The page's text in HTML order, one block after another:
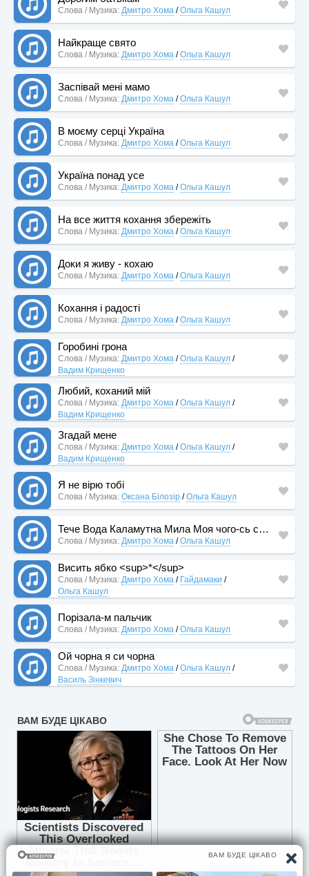
Слова / Музика: Дмитро Хома /Ольга Кашул
Найкраще свято
Слова / Музика: Дмитро Хома /Ольга Кашул
Заспівай мені мамо
Слова / Музика: Дмитро Хома /Ольга Кашул
В моєму серці Україна
Слова / Музика: Дмитро Хома /Ольга Кашул
Україна понад усе
Слова / Музика: Дмитро Хома /Ольга Кашул
На все життя кохання збережіть
Слова / Музика: Дмитро Хома /Ольга Кашул
Доки я живу - кохаю
Слова / Музика: Дмитро Хома /Ольга Кашул
Кохання і радості
Слова / Музика: Дмитро Хома /Ольга Кашул
Горобині грона
Слова / Музика: Дмитро Хома /Ольга Кашул /
Вадим Крищенко
Любий, коханий мій
Слова / Музика: Дмитро Хома /Ольга Кашул /
Вадим Крищенко
Згадай мене
Слова / Музика: Дмитро Хома /Ольга Кашул /
Вадим Крищенко
Я не вірю тобі
Слова / Музика: Оксана Білозір /Ольга Кашул
Тече Вода Каламутна Мила Моя чого-сь смутна
Слова / Музика: Дмитро Хома /Ольга Кашул
Висить ябко <sup>*</sup>
Слова / Музика: Дмитро Хома / Гайдамаки /
Ольга Кашул
Порізала-м пальчик
Слова / Музика: Дмитро Хома /Ольга Кашул
Ой чорна я си чорна
Слова / Музика: Дмитро Хома /Ольга Кашул /
Василь Зінкевич